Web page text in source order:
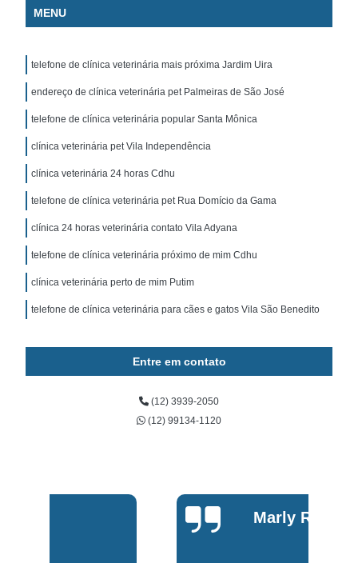
MENU
telefone de clínica veterinária mais próxima Jardim Uira
endereço de clínica veterinária pet Palmeiras de São José
telefone de clínica veterinária popular Santa Mônica
clínica veterinária pet Vila Independência
clínica veterinária 24 horas Cdhu
telefone de clínica veterinária pet Rua Domício da Gama
clínica 24 horas veterinária contato Vila Adyana
telefone de clínica veterinária próximo de mim Cdhu
clínica veterinária perto de mim Putim
telefone de clínica veterinária para cães e gatos Vila São Benedito
Entre em contato
(12) 3939-2050
(12) 99134-1120
Marly Rosa